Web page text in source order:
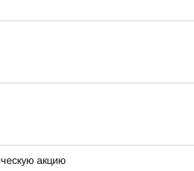
акцию